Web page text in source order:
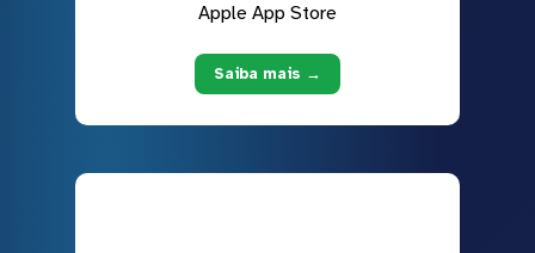
Apple App Store
Saiba mais →